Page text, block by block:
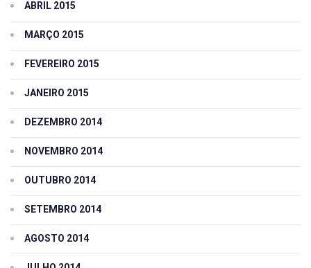
ABRIL 2015
MARÇO 2015
FEVEREIRO 2015
JANEIRO 2015
DEZEMBRO 2014
NOVEMBRO 2014
OUTUBRO 2014
SETEMBRO 2014
AGOSTO 2014